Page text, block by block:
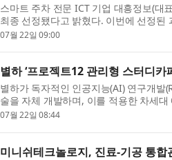
스마트 주차 전문 ICT 기업 대흥정보(대
최종 선정됐다고 밝혔다. 이번에 선정된
R&...
07월 22일 09:00
별하 ‘프로젝트12 관리형 스터디
별하가 독자적인 인공지능(AI) 연구개
술을 자체 개발하며, 이를 적용한 차세
인 ...
07월 22일 08:44
미니쉬테크놀로지, 진료-기공 통합